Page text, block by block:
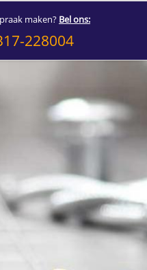
maken? Bel ons:
228004